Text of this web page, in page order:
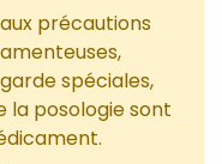
précautions
spéciales,
la posologie sont